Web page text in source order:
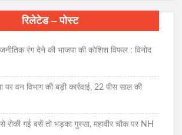
रिलेटेड – पोस्ट
रंग देने की भाजपा की कोशिश विफल : विनोद
पर वन विभाग की बड़ी कार्रवाई, 22 पीस साल की
रोकी गई बसें तो भड़का गुस्सा, महावीर चौक पर NH